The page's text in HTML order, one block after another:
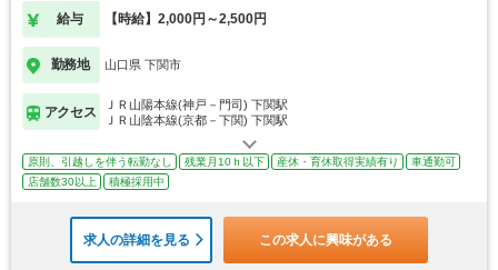
給与 【時給】2,000円～2,500円
勤務地 山口県 下関市
アクセス
ＪＲ山陽本線(神戸－門司) 下関駅
ＪＲ山陰本線(京都－下関) 下関駅
原則、引越しを伴う転勤なし 残業月10ｈ以下 産休・育休取得実績有り
車通勤可
店舗数30以上
積極採用中
求人の詳細を見る この求人に興味がある